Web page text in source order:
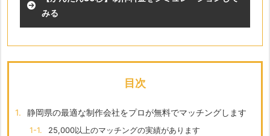
みる
目次
1. 静岡県の最適な制作会社をプロが無料でマッチングします
1-1. 25,000以上のマッチングの実績があります